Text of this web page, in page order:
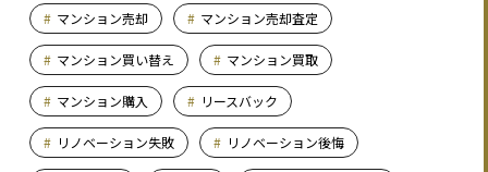
マンション売却 マンション売却査定
マンション買い替え マンション買取
マンション購入 リースバック
リノベーション失敗 リノベーション後悔